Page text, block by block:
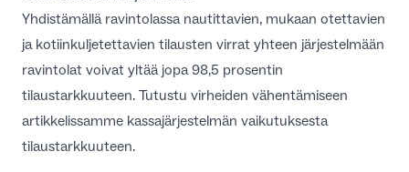
Yhdistämällä ravintolassa nautittavien, mukaan otettavien
ja kotiinkuljetettavien tilausten virrat yhteen järjestelmään
ravintolat voivat yltää jopa 98,5 prosentin
tilaustarkkuuteen. Tutustu virheiden vähentämiseen
artikkelissamme kassajärjestelmän vaikutuksesta
tilaustarkkuuteen.